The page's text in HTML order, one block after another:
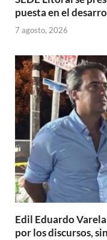
puesta en el
7 agosto, 2026
Edil Eduardo
por los discursos,